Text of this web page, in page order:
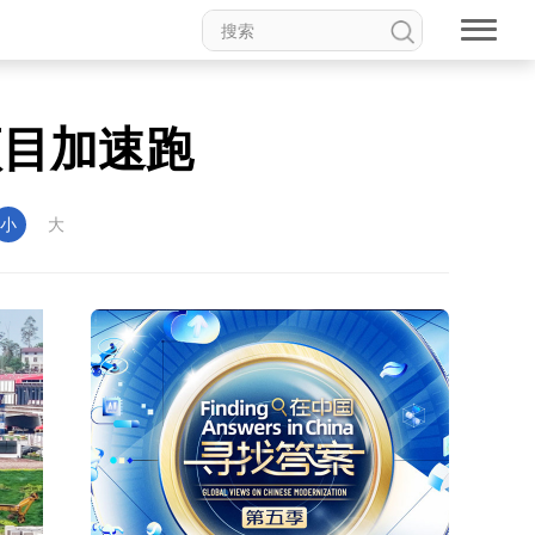
加速跑
小 大